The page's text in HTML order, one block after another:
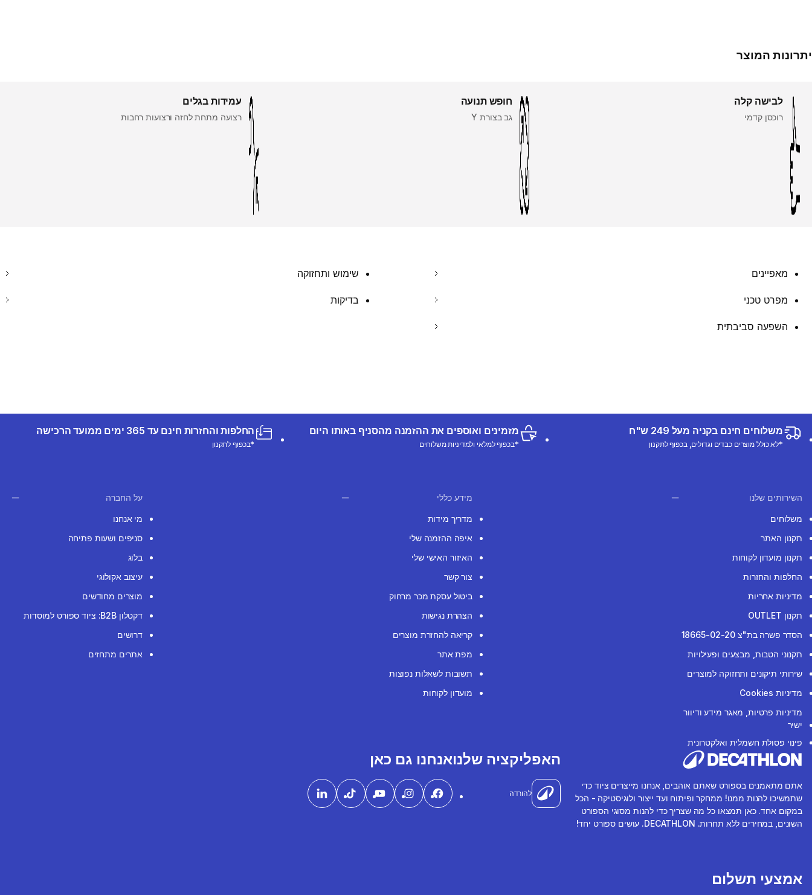
יתרונות המוצר
לבישה קלה
רוכסן קדמי
חופש תנועה
גב בצורת Y
עמידות בגלים
רצועה מתחת לחזה ורצועות רחבות
מאפיינים שימוש ותחזוקה
מפרט טכני בדיקות
השפעה סביבתית
משלוחים חינם בקניה מעל 249 ש"ח
*לא כולל מוצרים כבדים וגדולים, בכפוף לתקנון
מזמינים ואוספים את ההזמנה מהסניף באותו היום
*בכפוף למלאי ולמדיניות משלוחים
החלפות והחזרות חינם עד 365 ימים ממועד הרכישה
*בכפוף לתקנון
השירותים שלנו
משלוחים
תקנון האתר
תקנון מועדון לקוחות
החלפות והחזרות
מדיניות אחריות
תקנון OUTLET
הסדר פשרה בת"צ 18665-02-20
תקנוני הטבות, מבצעים ופעילויות
שירותי תיקונים ותחזוקה למוצרים
מדיניות Cookies
מדיניות פרטיות, מאגר מידע ודיוור
ישיר
פינוי פסולת חשמלית ואלקטרונית
מידע כללי
מדריך מידות
איפה ההזמנה שלי
האיזור האישי שלי
צור קשר
ביטול עסקת מכר מרחוק
הצהרת נגישות
קריאה להחזרת מוצרים
מפת אתר
תשובות לשאלות נפוצות
מועדון לקוחות
על החברה
מי אנחנו
סניפים ושעות פתיחה
בלוג
עיצוב אקולוגי
מוצרים מחודשים
דקטלון B2B: ציוד ספורט למוסדות
דרושים
אתרים מתחזים
אתם מתאמנים בספורט שאתם אוהבים, אנחנו מייצרים ציוד כדי
שתמשיכו להנות ממנו! ממחקר ופיתוח ועד ייצור ולוגיסטיקה - הכל
במקום אחד. כאן תמצאו כל מה שצריך כדי להנות מסוגי הספורט
השונים, במחירים ללא תחרות. DECATHLON. עושים ספורט יחד!
האפליקציה שלנו
להורדה
אנחנו גם כאן
אמצעי תשלום